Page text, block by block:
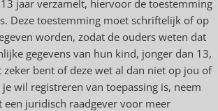
jaar verzamelt, hiervoor de toestemming
Deze toestemming moet schriftelijk of op
worden, zodat de ouders weten dat
gegevens van hun kind, jonger dan 13,
zeker bent of deze wet al dan niet op jou of
wil registreren van toepassing is, neem
een juridisch raadgever voor meer